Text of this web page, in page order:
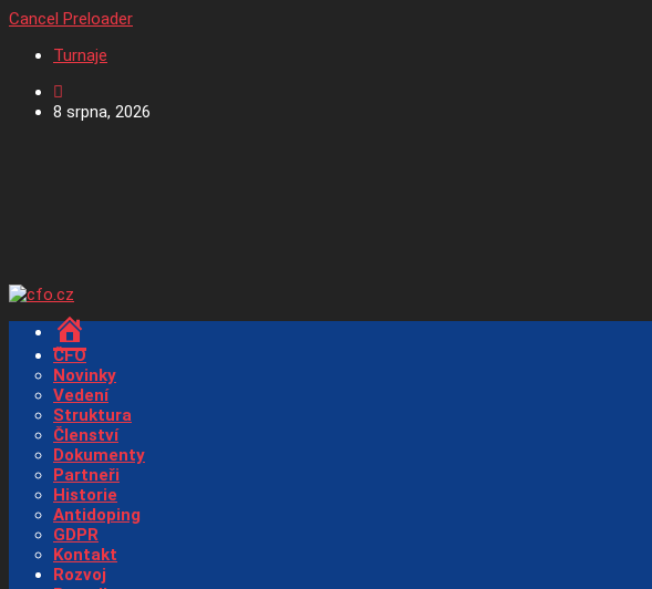
Cancel Preloader
Turnaje
8 srpna, 2026
ČFO
Novinky
Vedení
Struktura
Členství
Dokumenty
Partneři
Historie
Antidoping
GDPR
Kontakt
Rozvoj